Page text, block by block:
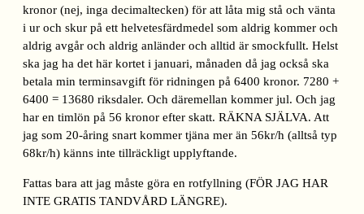
kronor (nej, inga decimaltecken) för att låta mig stå och vänta
i ur och skur på ett helvetesfärdmedel som aldrig kommer och
aldrig avgår och aldrig anländer och alltid är smockfullt. Helst
ska jag ha det här kortet i januari, månaden då jag också ska
betala min terminsavgift för ridningen på 6400 kronor. 7280 +
6400 = 13680 riksdaler. Och däremellan kommer jul. Och jag
har en timlön på 56 kronor efter skatt. RÄKNA SJÄLVA. Att
jag som 20-åring snart kommer tjäna mer än 56kr/h (alltså typ
68kr/h) känns inte tillräckligt upplyftande.
Fattas bara att jag måste göra en rotfyllning (FÖR JAG HAR
INTE GRATIS TANDVÅRD LÄNGRE).